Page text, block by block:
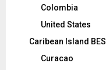
Colombia
United States
Caribean Island BES
Curacao